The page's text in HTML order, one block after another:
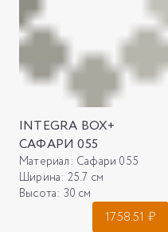
INTEGRA BOX+
САФАРИ 055
Материал: Сафари 055
Ширина: 25.7 см
Высота: 30 см
1758.51 ₽